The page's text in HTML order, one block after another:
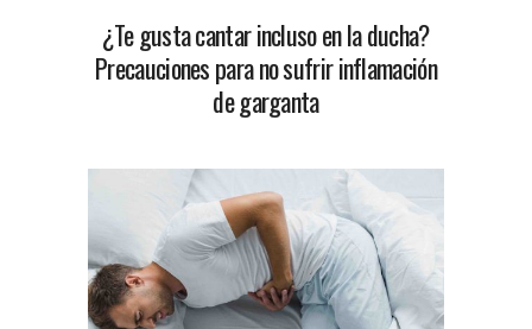
¿Te gusta cantar incluso en la ducha?
Precauciones para no sufrir inflamación
de garganta